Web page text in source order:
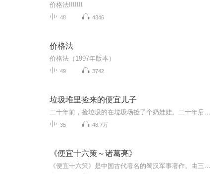
价格法!!!!!!!
48 4346
价格法
价格法（1997年版本）
49 3742
垃圾堆里捡来的便宜儿子
35 48.7万
《便宜十六策～诸葛亮》